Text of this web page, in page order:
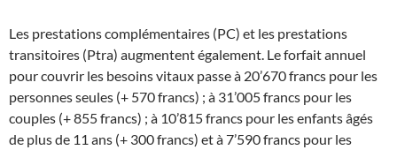
Les prestations complémentaires (PC) et les prestations
transitoires (Ptra) augmentent également. Le forfait annuel
pour couvrir les besoins vitaux passe à 20’670 francs pour les
personnes seules (+ 570 francs) ; à 31’005 francs pour les
couples (+ 855 francs) ; à 10’815 francs pour les enfants âgés
de plus de 11 ans (+ 300 francs) et à 7’590 francs pour les